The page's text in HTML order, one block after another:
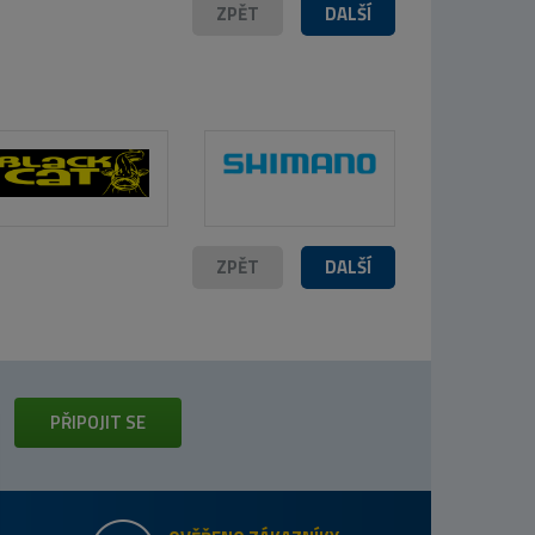
DALŠÍ
ZPĚT
DALŠÍ
ZPĚT
PŘIPOJIT SE